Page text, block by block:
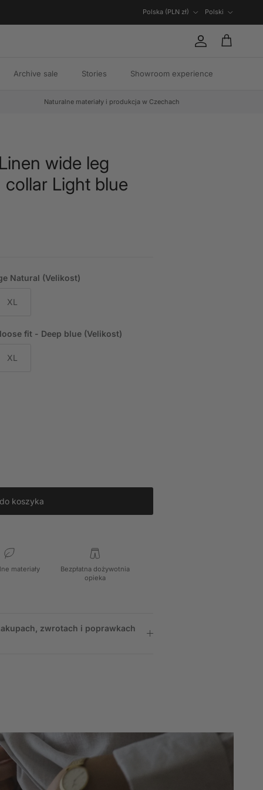
Polska (PLN zł)
Polski
KontoKoszyk
Archive sale Stories Showroom experience
Naturalne materiały i produkcja w Czechach
wide leg
Light blue
Natural (Velikost)
XL
fit - Deep blue (Velikost)
XL
koszyka
materiały
Bezpłatna dożywotnia
opieka
zwrotach i poprawkach